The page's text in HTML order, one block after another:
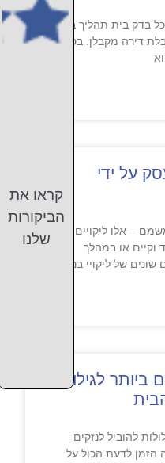
בדק בית תהליך בדק
דירה מקבלן. בסופו
על ידי
– אלו ליקויים
או במהלך
של ליקויי בנייה,
לגילוי
להוביל לנזקים
הזמן לדעת הכול על
קראו את
הביקורות
שלנו